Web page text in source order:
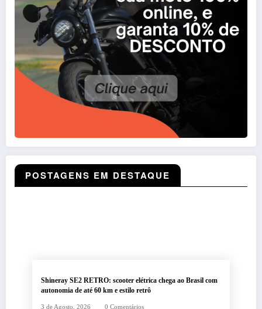
POSTAGENS EM DESTAQUE
Shineray SE2 RETRO: scooter elétrica chega ao Brasil com
autonomia de até 60 km e estilo retrô
3 de Agosto, 2026 0 Comentários